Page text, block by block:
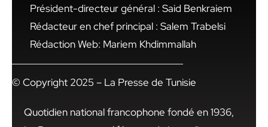
Président-directeur général : Said Benkraiem
Rédacteur en chef principal : Salem Trabelsi
Rédaction Web: Mariem Khdimmallah
© Copyright 2025 – La Presse de Tunisie
Quotidien national francophone fondé en 1936,